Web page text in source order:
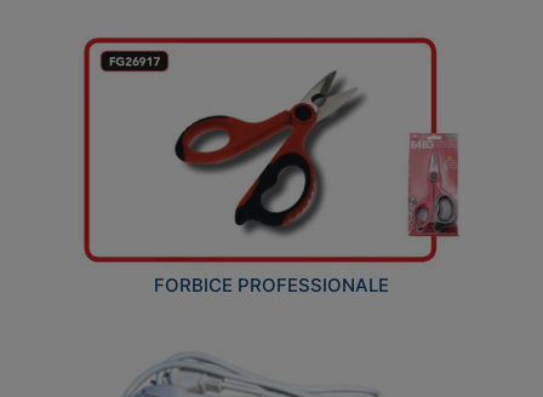
FORBICE PROFESSIONALE